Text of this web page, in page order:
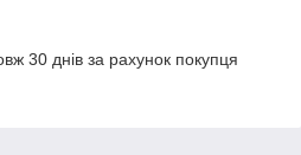
30 днів за рахунок покупця